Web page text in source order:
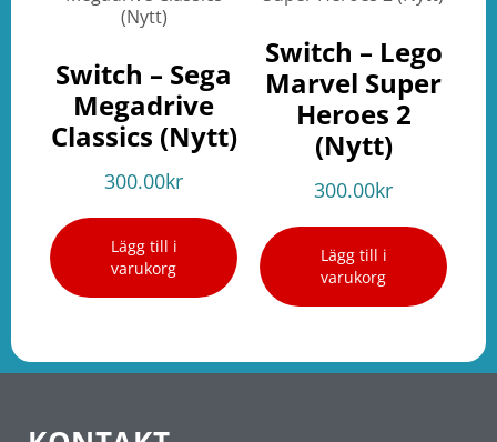
Switch – Sega
Megadrive
Classics (Nytt)
300.00kr
Lägg till i
varukorg
Switch – Lego
Marvel Super
Heroes 2
(Nytt)
300.00kr
Lägg till i
varukorg